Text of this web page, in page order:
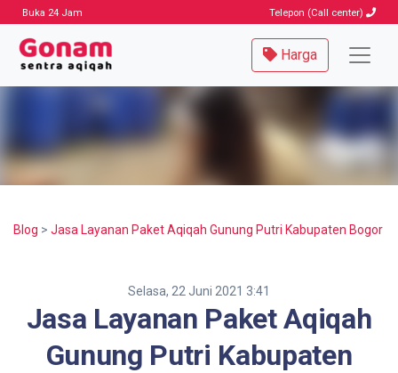
Buka 24 Jam Telepon (Call center)
Harga
Blog > Jasa Layanan Paket Aqiqah Gunung Putri Kabupaten Bogor
Selasa, 22 Juni 2021 3:41
Jasa Layanan Paket Aqiqah
Gunung Putri Kabupaten